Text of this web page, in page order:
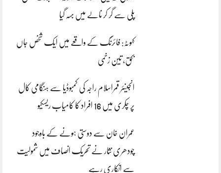
پلی سے گر کر نالے میں بہہ گیا
کہوٹہ: فائرنگ کے واقعے میں ایک شخص جاں
بحق، تین زخمی
انجینئر قمراسلام راجہ کی کمبوڈیا سے ہنگامی کال
پر چکری میں 16 افراد کا کامیاب ریسکیو
عمران خان سے دوستی ہونے کے باوجود
چودھری نثار نے تحریک انصاف میں شمولیت
سے انکاری رہے